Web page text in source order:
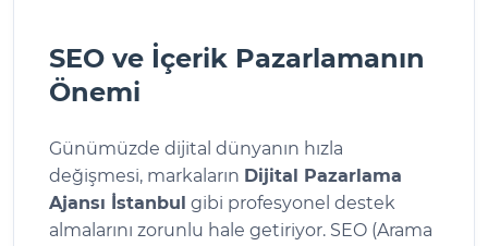
SEO ve İçerik Pazarlamanın
Önemi
Günümüzde dijital dünyanın hızla
değişmesi, markaların Dijital Pazarlama
Ajansı İstanbul gibi profesyonel destek
almalarını zorunlu hale getiriyor. SEO (Arama